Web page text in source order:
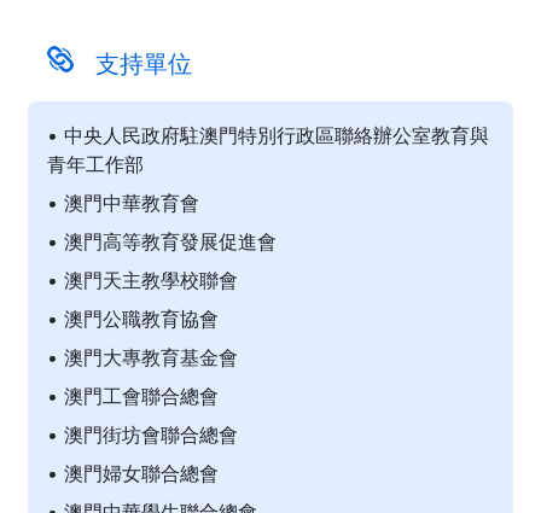
支持單位
• 中央人民政府駐澳門特別行政區聯絡辦公室教育與
青年工作部
• 澳門中華教育會
• 澳門高等教育發展促進會
• 澳門天主教學校聯會
• 澳門公職教育協會
• 澳門大專教育基金會
• 澳門工會聯合總會
• 澳門街坊會聯合總會
• 澳門婦女聯合總會